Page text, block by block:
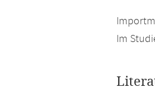
Im